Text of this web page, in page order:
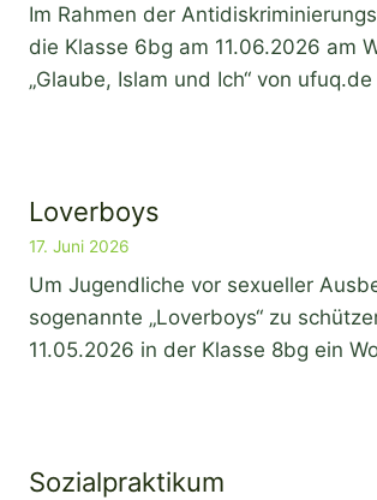
Im Rahmen der
die Klasse 6bg am 11.06.2026 am
„Glaube, Islam und Ich“ von
Loverboys
17. Juni 2026
Um Jugendliche vor sexueller
sogenannte „Loverboys“ zu
11.05.2026 in der Klasse 8bg ein
Sozialpraktikum